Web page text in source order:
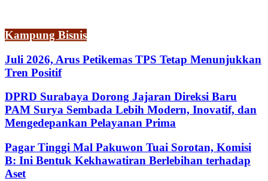
Kampung Bisnis
Juli 2026, Arus Petikemas TPS Tetap Menunjukkan
Tren Positif
DPRD Surabaya Dorong Jajaran Direksi Baru
PAM Surya Sembada Lebih Modern, Inovatif, dan
Mengedepankan Pelayanan Prima
Pagar Tinggi Mal Pakuwon Tuai Sorotan, Komisi
B: Ini Bentuk Kekhawatiran Berlebihan terhadap
Aset